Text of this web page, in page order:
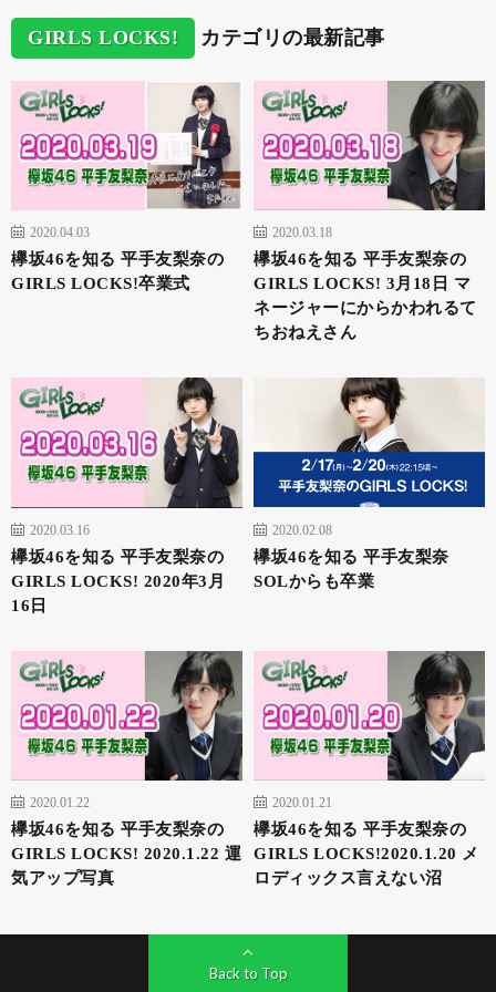
GIRLS LOCKS! カテゴリの最新記事
2020.04.03
欅坂46を知る 平手友梨奈の
GIRLS LOCKS!卒業式
2020.03.18
欅坂46を知る 平手友梨奈の
GIRLS LOCKS! 3月18日 マ
ネージャーにからかわれるて
ちおねえさん
2020.03.16
欅坂46を知る 平手友梨奈の
GIRLS LOCKS! 2020年3月
16日
2020.02.08
欅坂46を知る 平手友梨奈
SOLからも卒業
2020.01.22
欅坂46を知る 平手友梨奈の
GIRLS LOCKS! 2020.1.22 運
気アップ写真
2020.01.21
欅坂46を知る 平手友梨奈の
GIRLS LOCKS!2020.1.20 メ
ロディックス言えない沼
Back to Top